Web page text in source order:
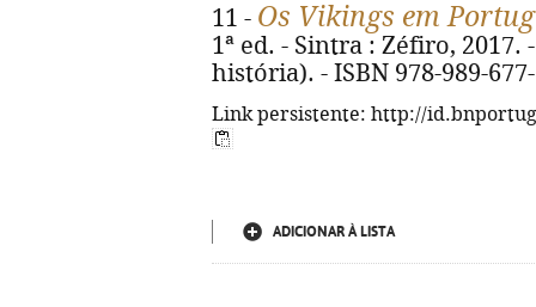
11 - Os Vikings em
1ª ed. - Sintra : Zéfiro, 2017.
história). - ISBN 978-989-
Link persistente: http://
ADICIONAR À LISTA